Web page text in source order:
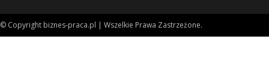
© Copyright biznes-praca.pl | Wszelkie Prawa Zastrzeżone.